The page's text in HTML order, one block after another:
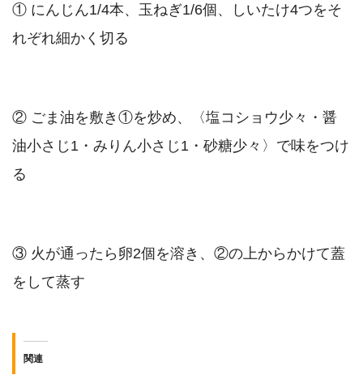
① にんじん1/4本、玉ねぎ1/6個、しいたけ4つをそ
れぞれ細かく切る
② ごま油を敷き①を炒め、〈塩コショウ少々・醤
油小さじ1・みりん小さじ1・砂糖少々〉で味をつけ
る
③ 火が通ったら卵2個を溶き、②の上からかけて蓋
をして蒸す
関連